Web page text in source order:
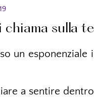
chiama sulla
un esponenziale
a sentire